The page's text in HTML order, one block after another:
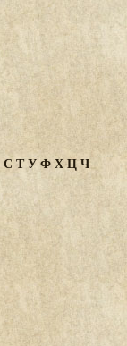
СТУФХЦЧ